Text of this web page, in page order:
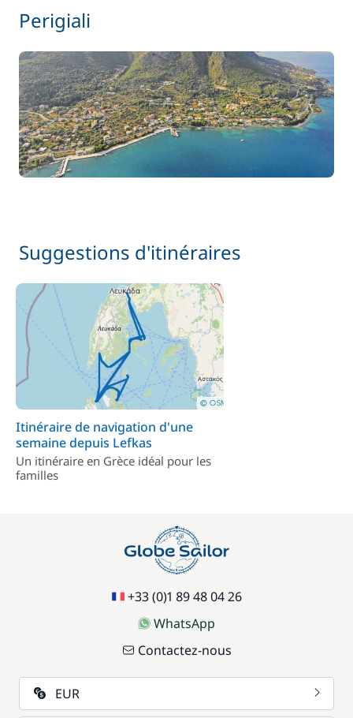
Perigiali
Suggestions d'itinéraires
Itinéraire de navigation d'une
semaine depuis Lefkas
Un itinéraire en Grèce idéal pour les
familles
+33 (0)1 89 48 04 26
WhatsApp
Contactez-nous
EUR